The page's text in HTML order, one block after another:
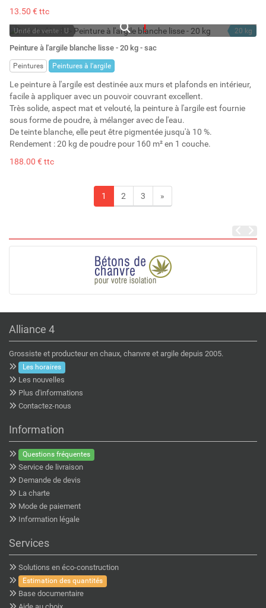
13.50 € ttc
Unité de vente : U
En rupture
Stock : 0
20 kg
Peinture à l'argile blanche lisse - 20 kg - sac
Peintures Peintures à l'argile
Le peinture à l'argile est destinée aux murs et plafonds en intérieur,
facile à appliquer avec un pouvoir couvrant excellent.
Très solide, aspect mat et velouté, la peinture à l'argile est fournie
sous forme de poudre, à mélanger avec de l'eau.
De teinte blanche, elle peut être pigmentée jusqu'à 10 %.
Rendement : 20 kg de poudre pour 160 m² en 1 couche.
188.00 € ttc
1 2 3 »
Alliance 4
Grossiste et producteur en chaux, chanvre et argile depuis 2005.
Les horaires
Les nouvelles
Plus d'informations
Contactez-nous
Information
Questions fréquentes
Service de livraison
Demande de devis
La charte
Mode de paiement
Information légale
Services
Solutions en éco-construction
Estimation des quantités
Base documentaire